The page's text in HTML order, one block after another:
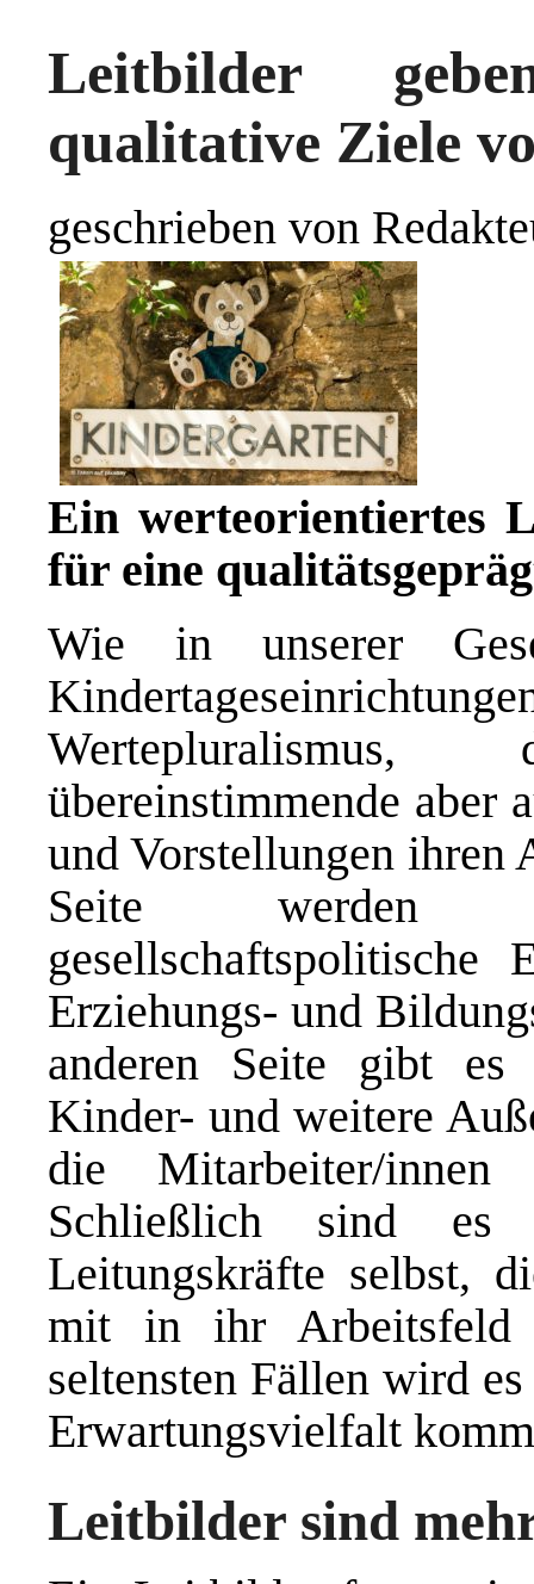
Leitbilder
qualitative Ziele
geschrieben von
Ein werteorientiertes
für eine
Wie in unserer
übereinstimmende aber
und Vorstellungen ihren
Seite werden
gesellschaftspolitische
Erziehungs- und
anderen Seite gibt es
Kinder- und weitere
die Mitarbeiter/
Schließlich sind es
Leitungskräfte selbst,
mit in ihr Arbeitsfeld
seltensten Fällen wird
Erwartungsvielfalt
Leitbilder sind